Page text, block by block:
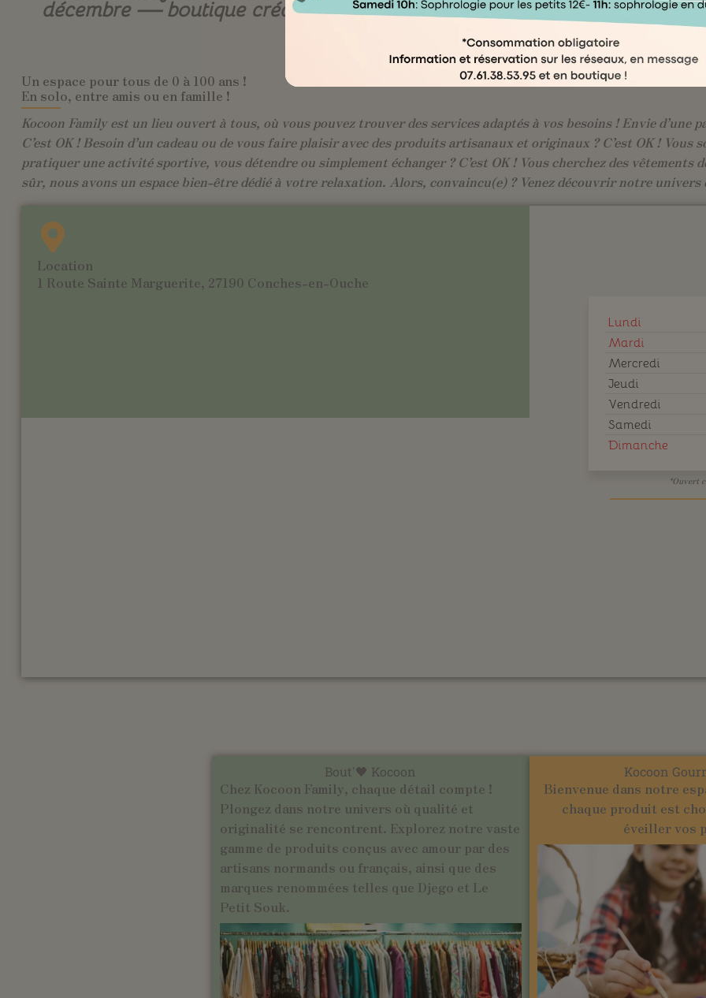
décembre — boutique créateurs, coffee shop familial, ateliers et bien-
questionnaire →
Un espace pour tous de 0 à 100 ans !
En solo, entre amis ou en famille !
Kocoon Family est un lieu ouvert à tous, où vous pouvez trouver des services adaptés à vos besoins ! Envie d’une
C’est OK ! Besoin d’un cadeau ou de vous faire plaisir avec des produits artisanaux et originaux ? C’est OK !
pratiquer une activité sportive, vous détendre ou simplement échanger ? C’est OK ! Vous cherchez des vêtements
sûr, nous avons un espace bien-être dédié à votre relaxation. Alors, convaincu(e) ? Venez découvrir notre
Location
1 Route Sainte Marguerite, 27190 Conches-en-Ouche
Lundi
Mardi
Mercredi
Jeudi
Vendredi
Samedi
Dimanche
*Ouvert
Bout'🖤 Kocoon
Chez Kocoon Family, chaque détail compte !
Plongez dans notre univers où qualité et
originalité se rencontrent. Explorez notre vaste
gamme de produits conçus avec amour par des
artisans normands ou français, ainsi que des
marques renommées telles que Djego et Le
Petit Souk.
Kocoon
Bienvenue dans notre
chaque produit est
éveiller vos